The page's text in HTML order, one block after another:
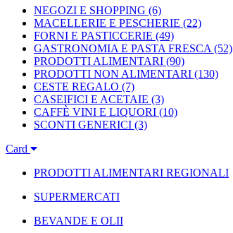
NEGOZI E SHOPPING (6)
MACELLERIE E PESCHERIE (22)
FORNI E PASTICCERIE (49)
GASTRONOMIA E PASTA FRESCA (52)
PRODOTTI ALIMENTARI (90)
PRODOTTI NON ALIMENTARI (130)
CESTE REGALO (7)
CASEIFICI E ACETAIE (3)
CAFFÈ VINI E LIQUORI (10)
SCONTI GENERICI (3)
Card
PRODOTTI ALIMENTARI REGIONALI
SUPERMERCATI
BEVANDE E OLII